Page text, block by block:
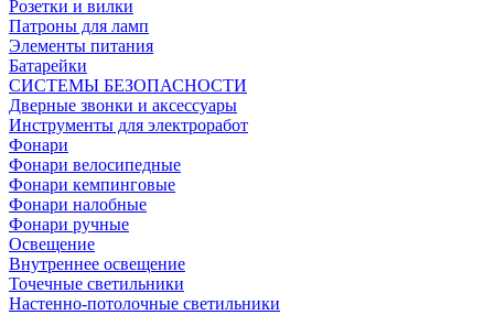
Розетки и вилки
Патроны для ламп
Элементы питания
Батарейки
СИСТЕМЫ БЕЗОПАСНОСТИ
Дверные звонки и аксессуары
Инструменты для электроработ
Фонари
Фонари велосипедные
Фонари кемпинговые
Фонари налобные
Фонари ручные
Освещение
Внутреннее освещение
Точечные светильники
Настенно-потолочные светильники